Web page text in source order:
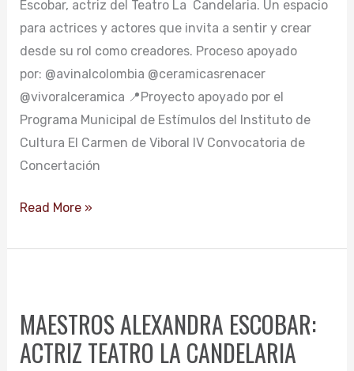
Escobar, actriz del Teatro La Candelaria. Un espacio
para actrices y actores que invita a sentir y crear
desde su rol como creadores. Proceso apoyado
por: @avinalcolombia @ceramicasrenacer
@vivoralceramica 📍Proyecto apoyado por el
Programa Municipal de Estímulos del Instituto de
Cultura El Carmen de Viboral IV Convocatoria de
Concertación
Read More »
MAESTROS ALEXANDRA ESCOBAR:
ACTRIZ TEATRO LA CANDELARIA
ESCOBAR:
ACTRIZ